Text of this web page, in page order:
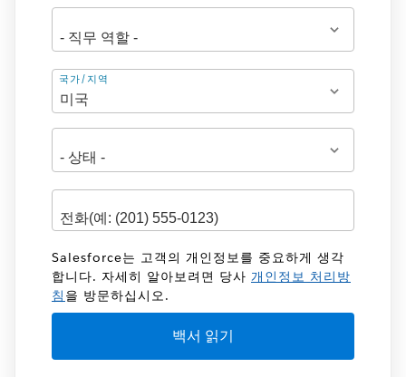
주
소
국가/지역
Salesforce는 고객의 개인정보를 중요하게 생각
합니다. 자세히 알아보려면 당사 개인정보 처리방
침 을 방문하십시오.